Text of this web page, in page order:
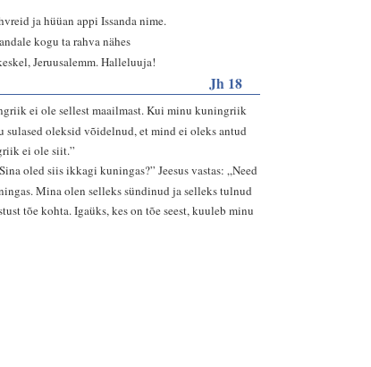
ja hüüan appi Issanda nime.
kogu ta rahva nähes
Jeruusalemm. Halleluuja!
Jh 18
ei ole sellest maailmast. Kui minu kuningriik
sulased oleksid võidelnud, et mind ei oleks antud
ei ole siit.”
oled siis ikkagi kuningas?” Jeesus vastas: „Need
Mina olen selleks sündinud ja selleks tulnud
tõe kohta. Igaüks, kes on tõe seest, kuuleb minu